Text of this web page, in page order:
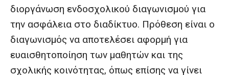
διοργάνωση ενδοσχολικού διαγωνισμού για
την ασφάλεια στο διαδίκτυο. Πρόθεση είναι ο
διαγωνισμός να αποτελέσει αφορμή για
ευαισθητοποίηση των μαθητών και της
σχολικής κοινότητας, όπως επίσης να γίνει